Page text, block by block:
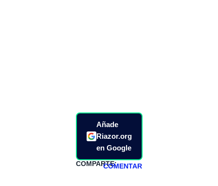
Añade
Riazor.org
en Google
COMPARTE:COMENTAR